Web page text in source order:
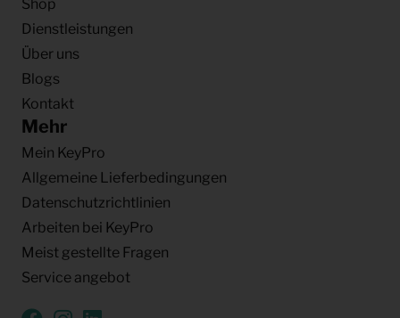
Shop
Dienstleistungen
Über uns
Blogs
Kontakt
Mehr
Mein KeyPro
Allgemeine Lieferbedingungen
Datenschutzrichtlinien
Arbeiten bei KeyPro
Meist gestellte Fragen
Service angebot